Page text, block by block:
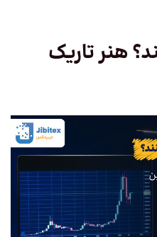
هنر تاریک